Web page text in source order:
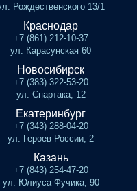
Рождественского 13/1
Краснодар
+7 (861) 212-10-37
ул. Карасунская 60
Новосибирск
+7 (383) 322-53-20
ул. Спартака, 12
Екатеринбург
+7 (343) 288-04-20
ул. Героев России, 2
Казань
+7 (843) 254-47-20
ул. Юлиуса Фучика, 90